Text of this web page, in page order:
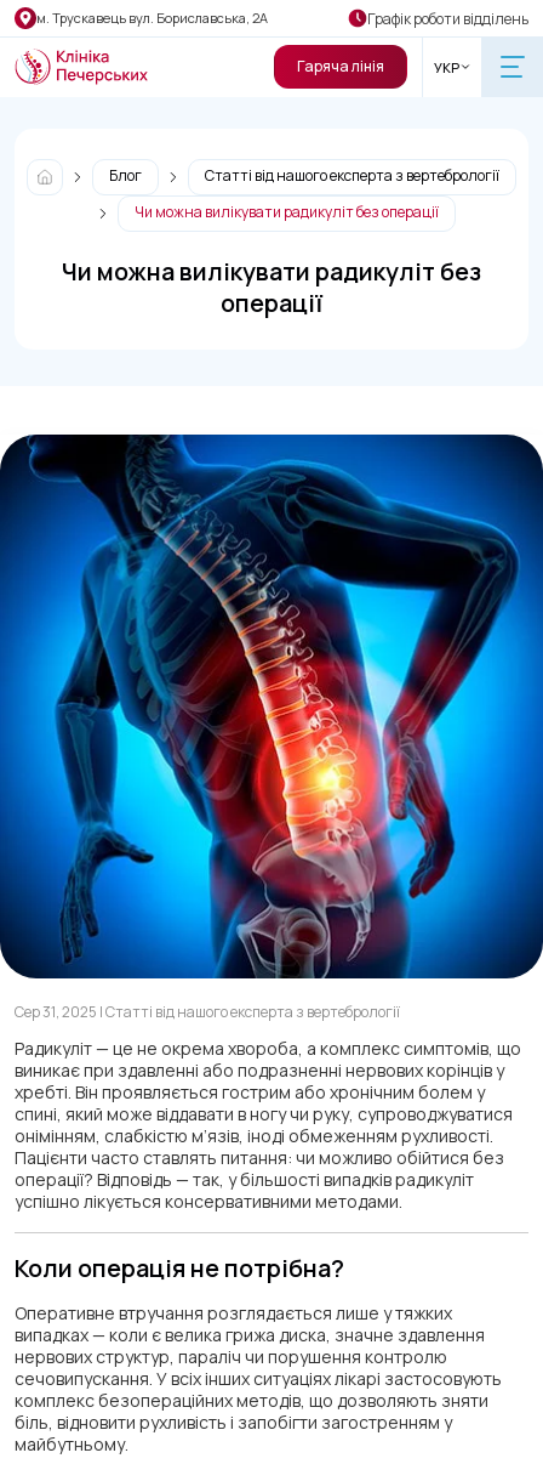
м. Трускавець вул. Бориславська, 2А Графік роботи відділень
Гаряча лінія УКР
Блог
Статті від нашого експерта з вертебрології
Чи можна вилікувати радикуліт без операції
Чи можна вилікувати радикуліт без
операції
Сер 31, 2025 | Статті від нашого експерта з вертебрології
Радикуліт — це не окрема хвороба, а комплекс симптомів, що
виникає при здавленні або подразненні нервових корінців у
хребті. Він проявляється гострим або хронічним болем у
спині, який може віддавати в ногу чи руку, супроводжуватися
онімінням, слабкістю м’язів, іноді обмеженням рухливості.
Пацієнти часто ставлять питання: чи можливо обійтися без
операції? Відповідь — так, у більшості випадків радикуліт
успішно лікується консервативними методами.
Коли операція не потрібна?
Оперативне втручання розглядається лише у тяжких
випадках — коли є велика грижа диска, значне здавлення
нервових структур, параліч чи порушення контролю
сечовипускання. У всіх інших ситуаціях лікарі застосовують
комплекс безопераційних методів, що дозволяють зняти
біль, відновити рухливість і запобігти загостренням у
майбутньому.